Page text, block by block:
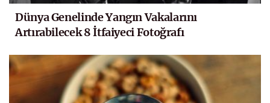
Dünya Genelinde Yangın Vakalarını
Artırabilecek 8 İtfaiyeci Fotoğrafı